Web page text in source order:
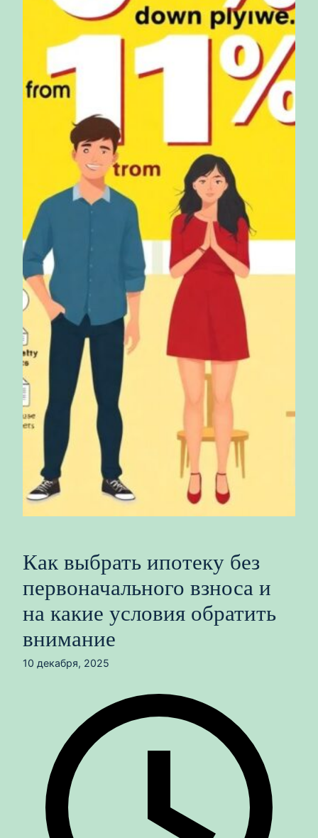
Как выбрать ипотеку без
первоначального взноса и
на какие условия обратить
внимание
10 декабря, 2025